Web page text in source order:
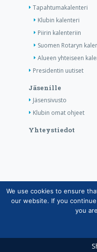
Tapahtumakalenteri
Klubin kalenteri
Piirin kalenteriin
Suomen Rotaryn
Alueen yhteiseen
Presidentin uutiset
Jäsenille
Jäsensivusto
Klubin omat ohjeet
Yhteystiedot
Copyright ©
Jäsentietojärjestelmän
käsittely
We use cookies to ensure
our website. If you
you